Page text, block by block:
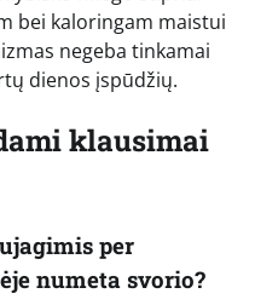
bei kaloringam maistui
negeba tinkamai
dienos įspūdžių.
klausimai
per
numeta svorio?